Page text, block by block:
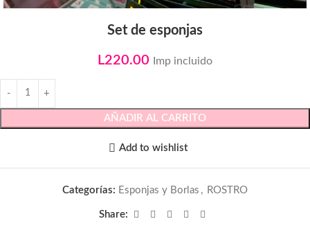
Set de esponjas
L220.00 Imp incluido
AÑADIR AL CARRITO
Add to wishlist
Categorías: Esponjas y Borlas , ROSTRO
Share: